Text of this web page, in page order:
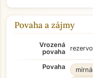
Povaha a zájmy
Vrozená
povaha
Povaha mírná